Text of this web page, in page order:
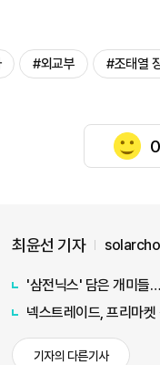
#외교부 #조태열
0
최윤선 기자
'삼전닉스' 담은 개미들
넥스트레이드, 프리마
기자의 다른기사